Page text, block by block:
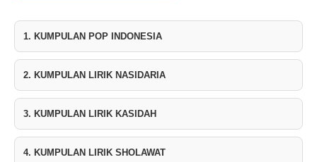
1. KUMPULAN POP INDONESIA
2. KUMPULAN LIRIK NASIDARIA
3. KUMPULAN LIRIK KASIDAH
4. KUMPULAN LIRIK SHOLAWAT